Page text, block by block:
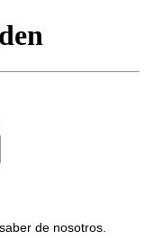
de nosotros.